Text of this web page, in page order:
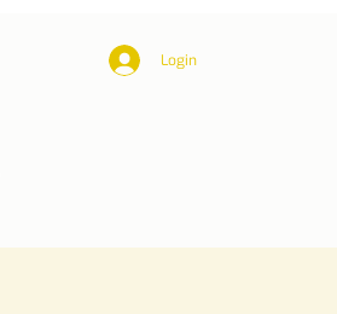
Login